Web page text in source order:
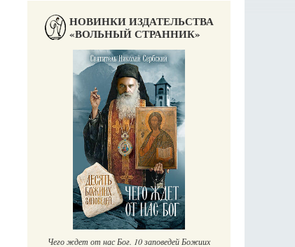
НОВИНКИ ИЗДАТЕЛЬСТВА
«ВОЛЬНЫЙ СТРАННИК»
Чего ждет от нас Бог. 10 заповедей Божиих